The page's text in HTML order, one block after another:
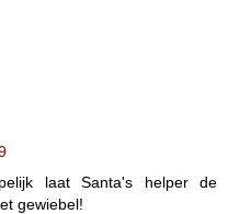
laat Santa's helper de
gewiebel!